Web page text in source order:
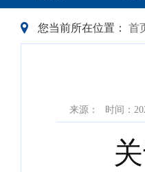
您当前所在位置： 首
来源： 时间：